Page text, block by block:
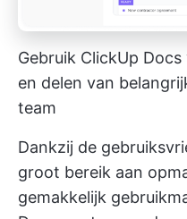
Gebruik ClickUp
en delen van
team
Dankzij de
groot bereik aan
gemakkelijk